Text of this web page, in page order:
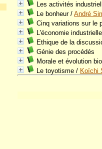
Les activités
Le bonheur/André
Cinq variations sur le
L'économie
Ethique de la
Génie des procédés
Morale et évolution
Le toyotisme / Koïchi